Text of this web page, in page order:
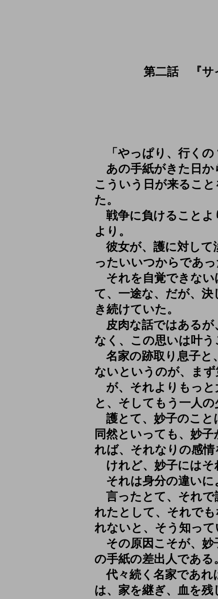
第二話 『サ
「やっぱり、行くの
あの手紙がきた日か
こういう日が来るこ
た。
戦争に負けることよ
より。
彼女が、護に対して
ったいいつからであ
それを自覚できない
て、一途な、だが、
き続けていた。
皮肉な話ではあるが
なく、この思いは叶
名家の跡取り息子と
ないというのが、ま
が、それよりもっと
と、そしてもう一人
護とて、妙子のこと
同然といっても、妙
れば、それなりの感
けれど、妙子にはそ
それは身分の違いに
言ったとて、それで
れたとして、それで
れないと、そう知っ
その原因こそが、妙
の手紙の差出人である
代々続く名家であれ
は、家を継ぎ、血を